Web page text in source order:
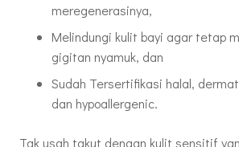
meregenerasinya,
Melindungi kulit bayi agar tetap
gigitan nyamuk, dan
Sudah Tersertifikasi halal,
dan hypoallergenic.
Tak usah takut dengan kulit sensitif